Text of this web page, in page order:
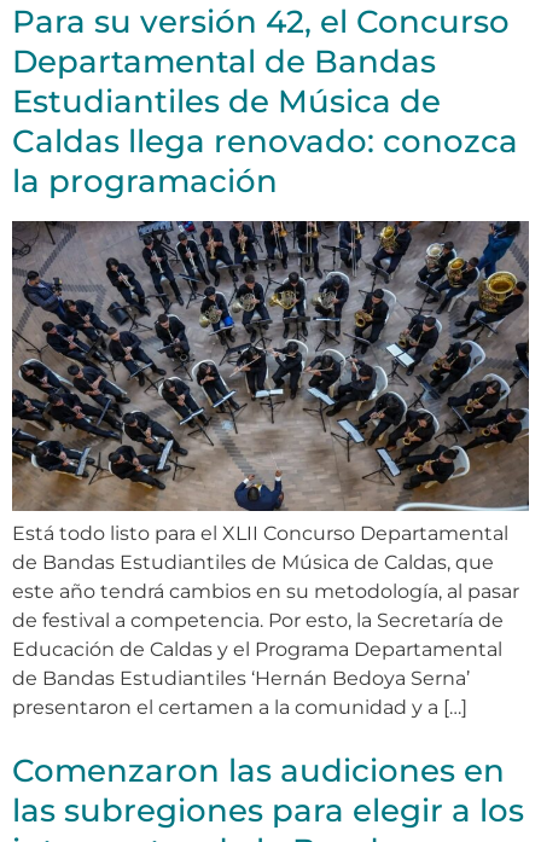
Para su versión 42, el Concurso
Departamental de Bandas
Estudiantiles de Música de
Caldas llega renovado: conozca
la programación
Está todo listo para el XLII Concurso Departamental
de Bandas Estudiantiles de Música de Caldas, que
este año tendrá cambios en su metodología, al pasar
de festival a competencia. Por esto, la Secretaría de
Educación de Caldas y el Programa Departamental
de Bandas Estudiantiles ‘Hernán Bedoya Serna’
presentaron el certamen a la comunidad y a […]
Comenzaron las audiciones en
las subregiones para elegir a los